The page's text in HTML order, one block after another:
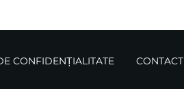
CONFIDENȚIALITATE CONTACT